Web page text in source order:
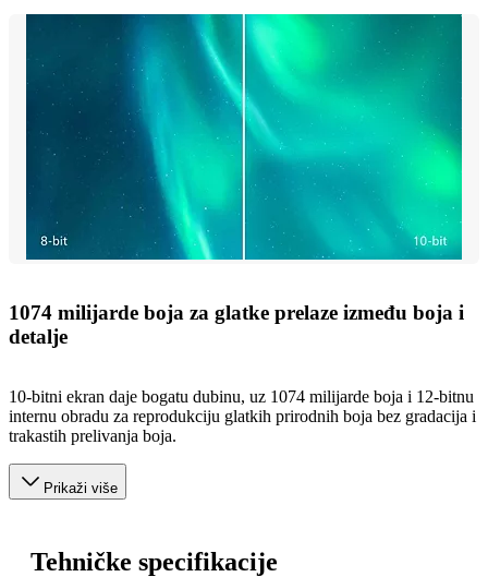
1074 milijarde boja za glatke prelaze između boja i
detalje
10-bitni ekran daje bogatu dubinu, uz 1074 milijarde boja i 12-bitnu
internu obradu za reprodukciju glatkih prirodnih boja bez gradacija i
trakastih prelivanja boja.
Prikaži više
Tehničke specifikacije